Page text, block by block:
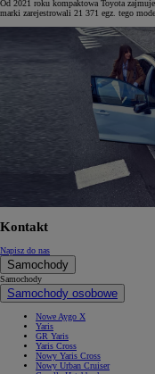
Od 2021 roku kompaktowa Toyota
marki zarejestrowali 21 371 egz. tego
Kontakt
Napisz do nas
Samochody
Samochody
Samochody osobowe
Nowe Aygo X
Yaris
GR Yaris
Yaris Cross
Nowy Yaris Cross
Nowy Urban Cruiser